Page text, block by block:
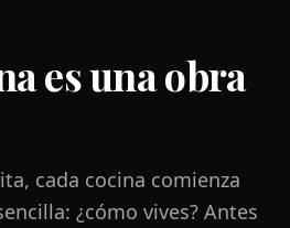
es una obra
cada cocina comienza
¿cómo vives? Antes